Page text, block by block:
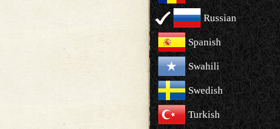
Russian
Spanish
Swahili
Swedish
Turkish